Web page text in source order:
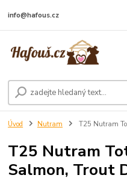
info@hafous.cz
Úvod Nutram T25 Nutram
T25 Nutram
Salmon, Trout